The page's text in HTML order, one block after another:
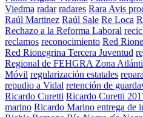
Viedma radar radares Rara Avis
Raúl Martinez Raúl Sale Re Loca
Rechazo a la Reforma Laboral
reclamos reconocimiento Red
Red Rionegrina Tercera Juventud
Regional de FEHGRA Zona
Móvil regularización estatales
repudio a Vidal retención de
Ricardo Curetti Ricardo Curetti
marino Ricardo Marino entrega de